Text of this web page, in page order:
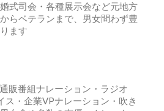
式司会・各種展示会など元地方
らベテランまで、男女問わず豊
ます
販番組ナレーション・ラジオ
ス・企業VPナレーション・吹き